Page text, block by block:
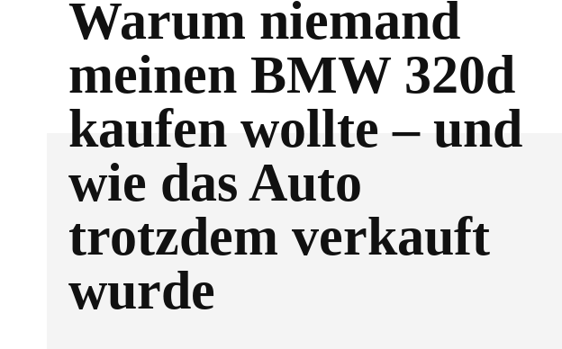
Warum niemand
meinen BMW 320d
kaufen wollte – und
wie das Auto
trotzdem verkauft
wurde